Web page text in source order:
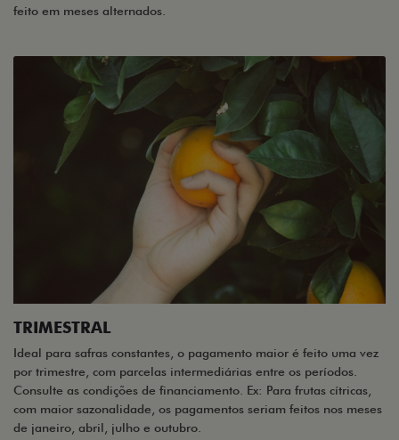
feito em meses alternados.
TRIMESTRAL
Ideal para safras constantes, o pagamento maior é feito uma vez
por trimestre, com parcelas intermediárias entre os períodos.
Consulte as condições de financiamento. Ex: Para frutas cítricas,
com maior sazonalidade, os pagamentos seriam feitos nos meses
de janeiro, abril, julho e outubro.